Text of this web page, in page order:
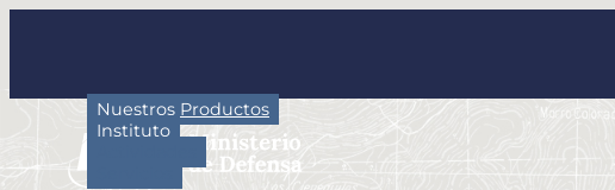
Nuestros Productos
Instituto